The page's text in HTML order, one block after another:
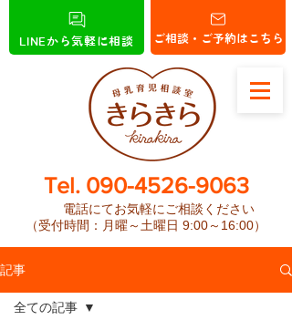
ご相談・ご予約はこちら
LINEから気軽に相談
​Tel. 090-4526-9063
電話にてお気軽にご相談ください
（受付時間：月曜～土曜日 9:00～16:00）
記事
全ての記事